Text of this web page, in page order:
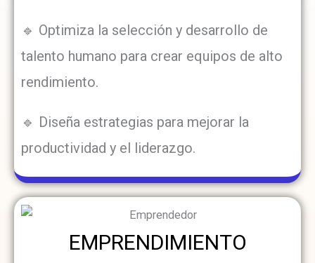
🔹 Optimiza la selección y desarrollo de
talento humano para crear equipos de alto
rendimiento.
🔹 Diseña estrategias para mejorar la
productividad y el liderazgo.
EMPRENDIMIENTO